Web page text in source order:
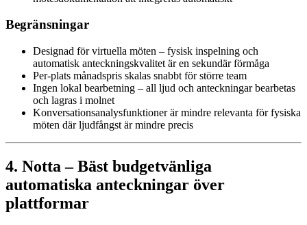
Begränsningar
Designad för virtuella möten – fysisk inspelning och
automatisk anteckningskvalitet är en sekundär förmåga
Per-plats månadspris skalas snabbt för större team
Ingen lokal bearbetning – all ljud och anteckningar bearbetas
och lagras i molnet
Konversationsanalysfunktioner är mindre relevanta för fysiska
möten där ljudfångst är mindre precis
4. Notta – Bäst budgetvänliga
automatiska anteckningar över
plattformar